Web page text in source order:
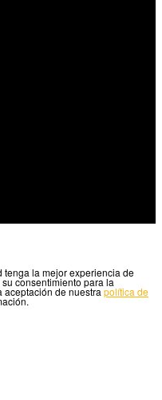
tenga la mejor experiencia de
consentimiento para la
aceptación de nuestra política de